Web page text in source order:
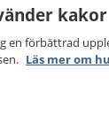
kakor
en förbättrad
Läs mer om